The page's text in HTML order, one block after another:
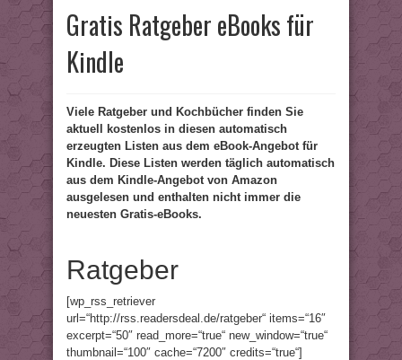
Gratis Ratgeber eBooks für
Kindle
Viele Ratgeber und Kochbücher finden Sie
aktuell kostenlos in diesen automatisch
erzeugten Listen aus dem eBook-Angebot für
Kindle. Diese Listen werden täglich automatisch
aus dem Kindle-Angebot von Amazon
ausgelesen und enthalten nicht immer die
neuesten Gratis-eBooks.
Ratgeber
[wp_rss_retriever
url=“http://rss.readersdeal.de/ratgeber“ items=“16″
excerpt=“50″ read_more=“true“ new_window=“true“
thumbnail=“100″ cache=“7200″ credits=“true“]